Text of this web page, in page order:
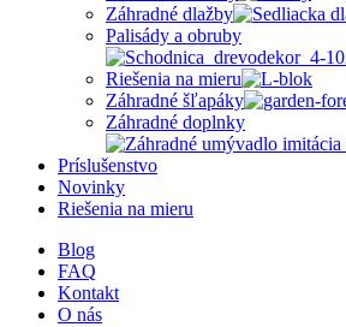
Záhradné dlažby
Palisády a obruby
Riešenia na mieru
Záhradné šľapáky
Záhradné doplnky
Príslušenstvo
Novinky
Riešenia na mieru
Blog
FAQ
Kontakt
O nás